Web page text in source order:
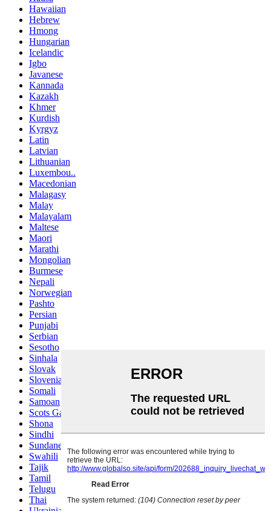
Hawaiian
Hebrew
Hmong
Hungarian
Icelandic
Igbo
Javanese
Kannada
Kazakh
Khmer
Kurdish
Kyrgyz
Latin
Latvian
Lithuanian
Luxembou..
Macedonian
Malagasy
Malay
Malayalam
Maltese
Maori
Marathi
Mongolian
Burmese
Nepali
Norwegian
Pashto
Persian
Punjabi
Serbian
Sesotho
Sinhala
Slovak
Slovenian
Somali
Samoan
Scots Gaelic
Shona
Sindhi
Sundanese
Swahili
Tajik
Tamil
Telugu
Thai